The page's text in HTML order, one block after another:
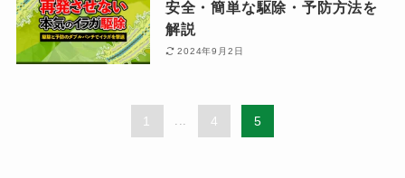
安全・簡単な駆除・予防方法を
解説
2024年9月2日
1 ... 4 5